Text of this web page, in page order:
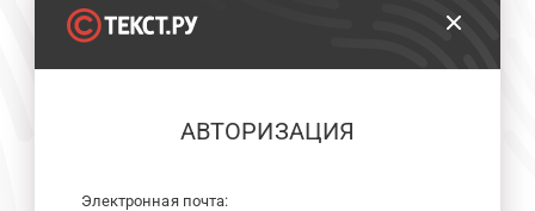
АВТОРИЗАЦИЯ
Электронная почта: